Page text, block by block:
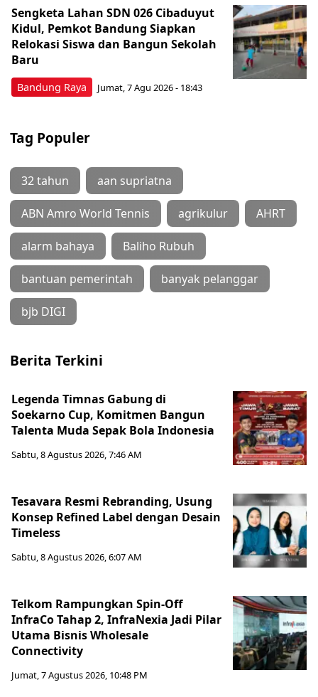
Bandung Raya
Sengketa Lahan SDN 026 Cibaduyut
Kidul, Pemkot Bandung Siapkan
Relokasi Siswa dan Bangun Sekolah
Baru
Jumat, 7 Agu 2026 - 18:43
Tag Populer
32 tahun aan supriatna
ABN Amro World Tennis agrikulur AHRT
alarm bahaya Baliho Rubuh
bantuan pemerintah banyak pelanggar
bjb DIGI
Berita Terkini
Legenda Timnas Gabung di
Soekarno Cup, Komitmen Bangun
Talenta Muda Sepak Bola Indonesia
Sabtu, 8 Agustus 2026, 7:46 AM
Tesavara Resmi Rebranding, Usung
Konsep Refined Label dengan Desain
Timeless
Sabtu, 8 Agustus 2026, 6:07 AM
Telkom Rampungkan Spin-Off
InfraCo Tahap 2, InfraNexia Jadi Pilar
Utama Bisnis Wholesale
Connectivity
Jumat, 7 Agustus 2026, 10:48 PM